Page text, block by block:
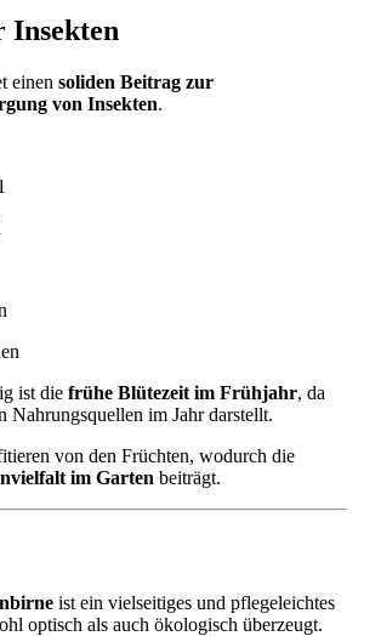
Insekten
einen soliden Beitrag zur
von Insekten.
ist die frühe Blütezeit im Frühjahr, da
Nahrungsquellen im Jahr darstellt.
von den Früchten, wodurch die
im Garten beiträgt.
ist ein vielseitiges und pflegeleichtes
optisch als auch ökologisch überzeugt.